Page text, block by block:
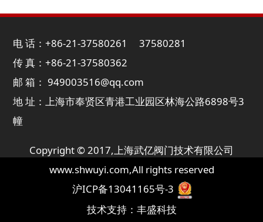
电 话：+86-21-37580261 37580281
传 真：+86-21-37580362
邮 箱： 949003516@qq.com
地 址：上海市奉贤区青港工业园区林海公路6898号3
幢
Copyright © 2017,上海武亿阀门技术有限公司
www.shwuyi.com,All rights reserved
沪ICP备13041165号-3
技术支持： 丰盛科技